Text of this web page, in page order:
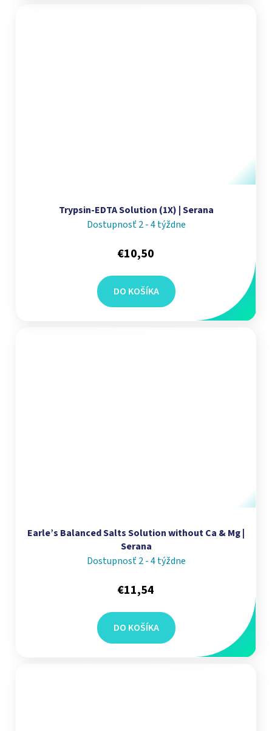
Trypsin-EDTA Solution (1X) | Serana
Dostupnosť 2 - 4 týždne
€10,50
DO KOŠÍKA
Earle’s Balanced Salts Solution without Ca & Mg |
Serana
Dostupnosť 2 - 4 týždne
€11,54
DO KOŠÍKA